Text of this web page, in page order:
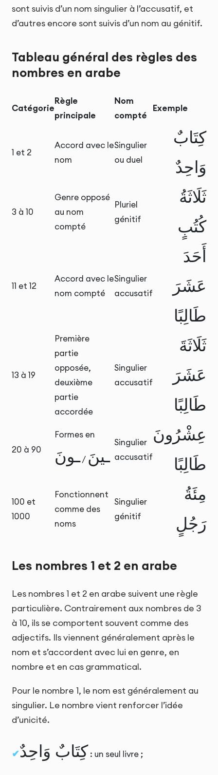
sont suivis d’un nom singulier à l’accusatif, et
d’autres encore sont suivis d’un nom au génitif.
Tableau général des règles des
nombres en arabe
Catégorie
Règle
principale
Nom
compté
Exemple
1 et 2
Accord avec le
nom
Singulier
ou duel
كِتَابٌ
وَاحِدٌ
3 à 10
Genre opposé
au nom
compté
Pluriel
génitif
ثَلَاثَةُ
كُتُبٍ
11 et 12
Accord avec le
nom compté
Singulier
accusatif
أَحَدَ
عَشَرَ
طَالِبًا
13 à 19
Première
partie
opposée,
deuxième
partie
accordée
Singulier
accusatif
ثَلَاثَةَ
عَشَرَ
طَالِبًا
20 à 90
Formes en
ـونَ/ ـينَ
Singulier
accusatif
عِشْرُونَ
طَالِبًا
100 et
1000
Fonctionnent
comme des
noms
Singulier
génitif
مِئَةُ
رَجُلٍ
Les nombres 1 et 2 en arabe
Les nombres 1 et 2 en arabe suivent une règle
particulière. Contrairement aux nombres de 3
à 10, ils se comportent souvent comme des
adjectifs. Ils viennent généralement après le
nom et s’accordent avec lui en genre, en
nombre et en cas grammatical.
Pour le nombre 1, le nom est généralement au
singulier. Le nombre vient renforcer l’idée
d’unicité.
كِتَابٌ وَاحِدٌ : un seul livre ;